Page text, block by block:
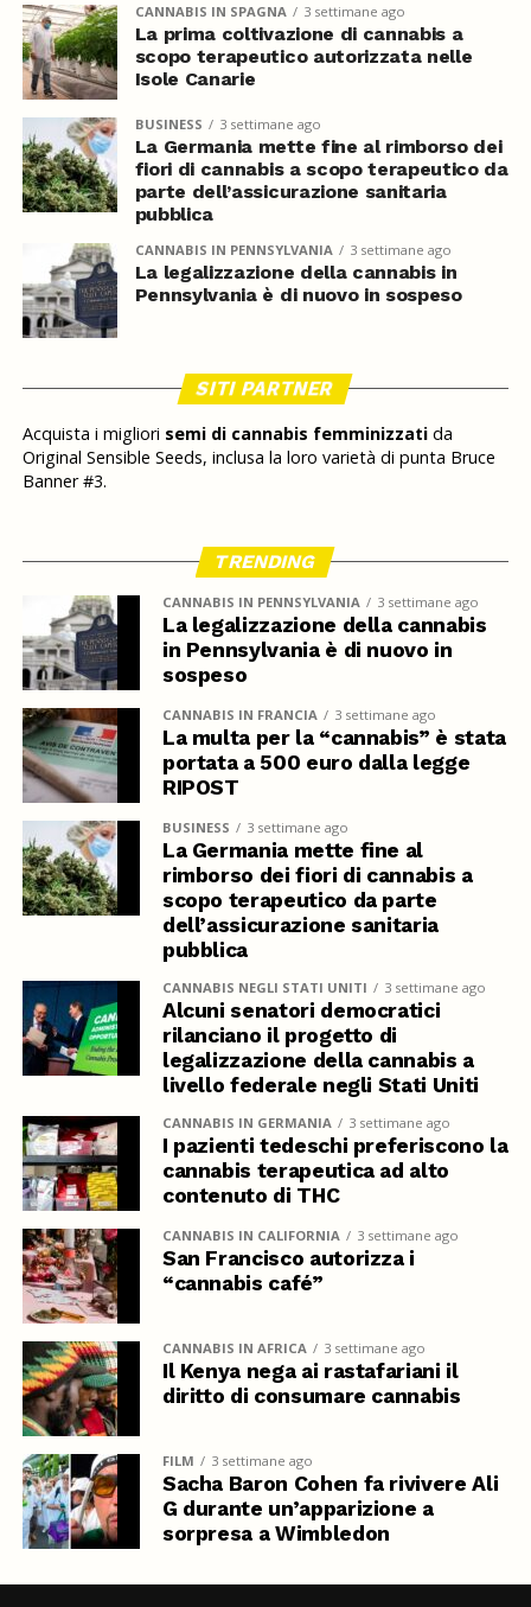
CANNABIS IN SPAGNA 3 settimane ago
La prima coltivazione di cannabis a
scopo terapeutico autorizzata nelle
Isole Canarie
BUSINESS 3 settimane ago
La Germania mette fine al rimborso dei
fiori di cannabis a scopo terapeutico da
parte dell’assicurazione sanitaria
pubblica
CANNABIS IN PENNSYLVANIA 3 settimane ago
La legalizzazione della cannabis in
Pennsylvania è di nuovo in sospeso
SITI PARTNER
Acquista i migliori semi di cannabis femminizzatida
Original Sensible Seeds, inclusa la loro varietà di punta Bruce
Banner #3.
TRENDING
CANNABIS IN PENNSYLVANIA 3 settimane ago
La legalizzazione della cannabis
in Pennsylvania è di nuovo in
sospeso
CANNABIS IN FRANCIA 3 settimane ago
La multa per la “cannabis” è stata
portata a 500 euro dalla legge
RIPOST
BUSINESS 3 settimane ago
La Germania mette fine al
rimborso dei fiori di cannabis a
scopo terapeutico da parte
dell’assicurazione sanitaria
pubblica
CANNABIS NEGLI STATI UNITI 3 settimane ago
Alcuni senatori democratici
rilanciano il progetto di
legalizzazione della cannabis a
livello federale negli Stati Uniti
CANNABIS IN GERMANIA 3 settimane ago
I pazienti tedeschi preferiscono la
cannabis terapeutica ad alto
contenuto di THC
CANNABIS IN CALIFORNIA 3 settimane ago
San Francisco autorizza i
“cannabis café”
CANNABIS IN AFRICA 3 settimane ago
Il Kenya nega ai rastafariani il
diritto di consumare cannabis
FILM 3 settimane ago
Sacha Baron Cohen fa rivivere Ali
G durante un’apparizione a
sorpresa a Wimbledon